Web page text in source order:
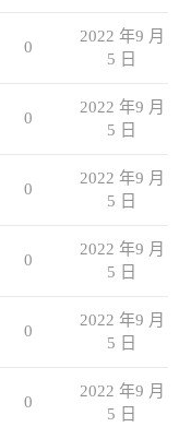
0
2022 年9 月
5 日
0
2022 年9 月
5 日
0
2022 年9 月
5 日
0
2022 年9 月
5 日
0
2022 年9 月
5 日
0
2022 年9 月
5 日